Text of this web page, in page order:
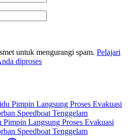
untuk mengurangi spam. Pelajari
diproses
Langsung Proses Evakuasi
Speedboat Tenggelam